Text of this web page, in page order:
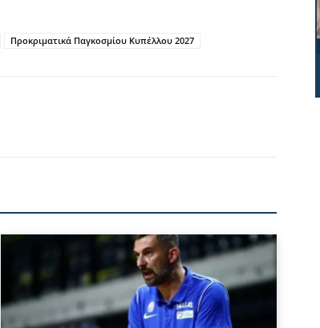
Προκριματικά Παγκοσμίου Κυπέλλου 2027